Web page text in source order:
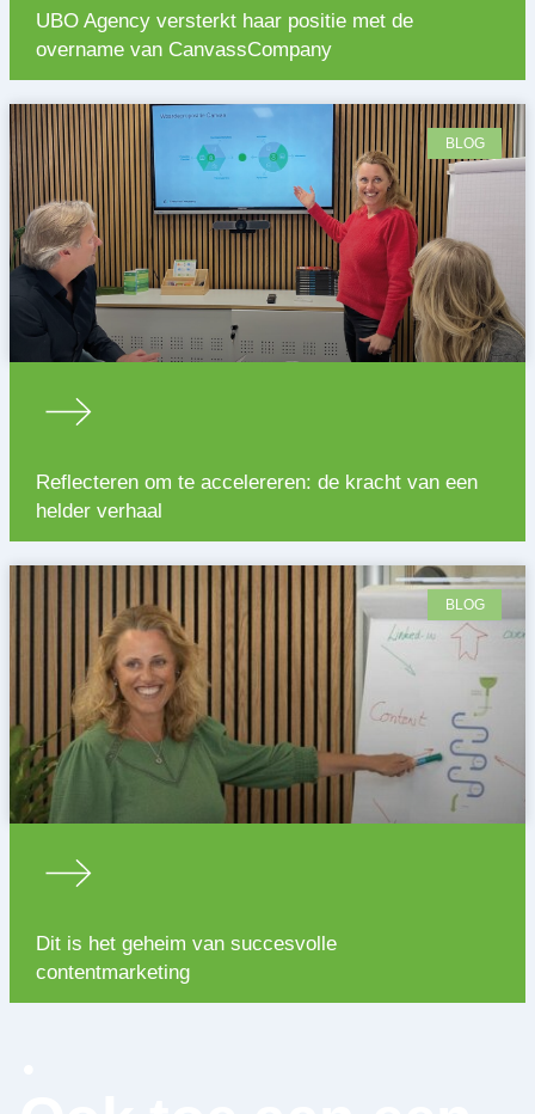
UBO Agency versterkt haar positie met de
overname van CanvassCompany
BLOG
Reflecteren om te accelereren: de kracht van een
helder verhaal
BLOG
Dit is het geheim van succesvolle
contentmarketing